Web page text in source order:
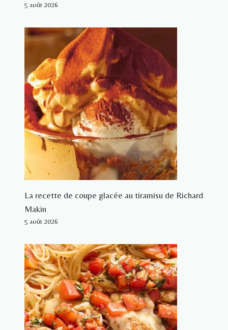
5 août 2026
La recette de coupe glacée au tiramisu de Richard
Makin
5 août 2026